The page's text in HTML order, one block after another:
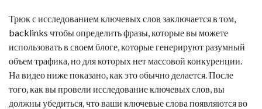
Трюк с исследованием ключевых слов заключается в том,
backlinks чтобы определить фразы, которые вы можете
использовать в своем блоге, которые генерируют разумный
объем трафика, но для которых нет массовой конкуренции.
На видео ниже показано, как это обычно делается. После
того, как вы провели исследование ключевых слов, вы
должны убедиться, что ваши ключевые слова появляются во